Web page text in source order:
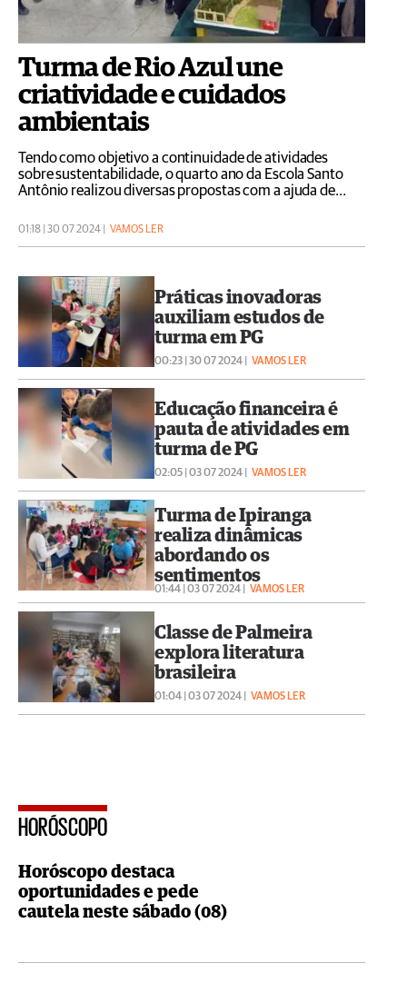
Turma de Rio Azul une
criatividade e cuidados
ambientais
Tendo como objetivo a continuidade de atividades
sobre sustentabilidade, o quarto ano da Escola Santo
Antônio realizou diversas propostas com a ajuda de
01:18 | 30 07 2024 | VAMOS LER
Práticas inovadoras
auxiliam estudos de
turma em PG
00:23 | 30 07 2024 | VAMOS LER
Educação financeira é
pauta de atividades em
turma de PG
02:05 | 03 07 2024 | VAMOS LER
Turma de Ipiranga
realiza dinâmicas
abordando os
sentimentos
01:44 | 03 07 2024 | VAMOS LER
Classe de Palmeira
explora literatura
brasileira
01:04 | 03 07 2024 | VAMOS LER
HORÓSCOPO
Horóscopo destaca
oportunidades e pede
cautela neste sábado (08)